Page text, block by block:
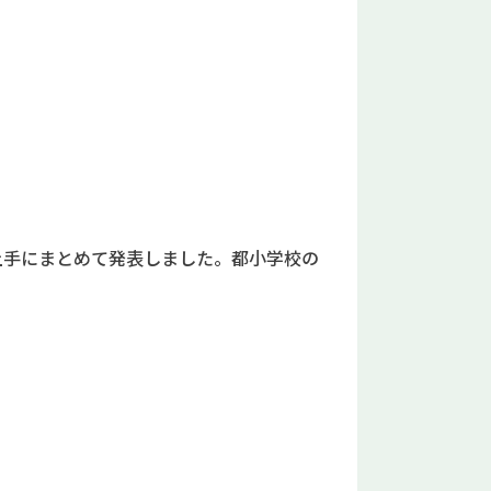
にまとめて発表しました。都小学校の